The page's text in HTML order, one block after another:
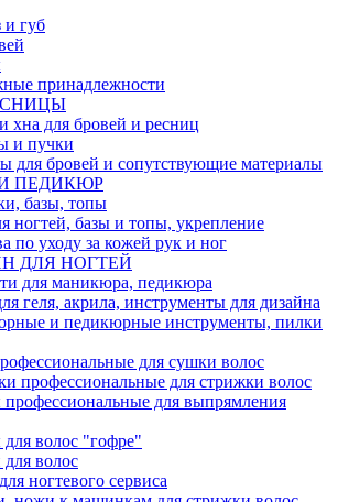
и губ
принадлежности
хна для бровей и ресниц
и пучки
для бровей и сопутствующие материалы
ПЕДИКЮР
базы, топы
ногтей, базы и топы, укрепление
по уходу за кожей рук и ног
ДЛЯ НОГТЕЙ
для маникюра, педикюра
геля, акрила, инструменты для дизайна
и педикюрные инструменты, пилки
для сушки волос
профессиональные для стрижки волос
для выпрямления
волос "гофре"
волос
ногтевого сервиса